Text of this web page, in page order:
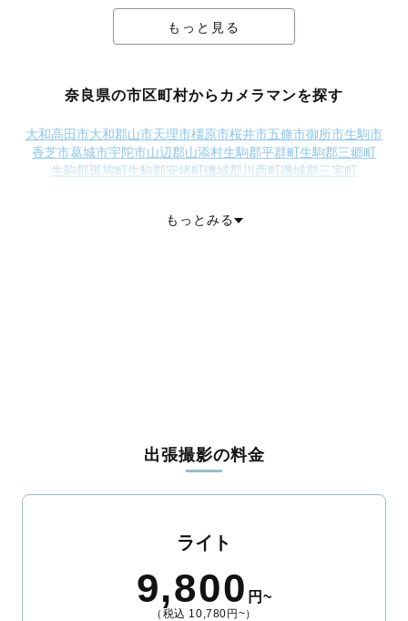
もっと見る
奈良県の市区町村からカメラマンを探す
大和高田市大和郡山市天理市橿原市桜井市五條市御所市生駒市
香芝市葛城市宇陀市山辺郡山添村生駒郡平群町生駒郡三郷町
生駒郡斑鳩町生駒郡安堵町磯城郡川西町磯城郡三宅町
吉野郡吉野町吉野郡大淀町
もっとみる
出張撮影の料金
ライト
9,800 円~
（税込 10,780円~）